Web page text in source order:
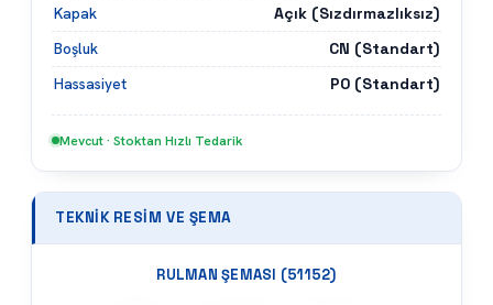
Kapak
Açık (Sızdırmazlıksız)
Boşluk
CN (Standart)
Hassasiyet
P0 (Standart)
Mevcut · Stoktan Hızlı Tedarik
TEKNIK RESIM VE ŞEMA
RULMAN ŞEMASI (51152)